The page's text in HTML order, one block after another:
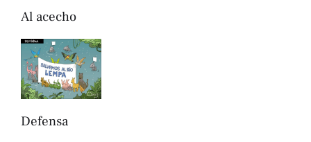
Al acecho
Defensa